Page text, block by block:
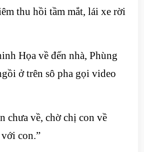
thu hồi tầm mắt, lái xe rời
Họa về đến nhà, Phùng
ở trên sô pha gọi video
chưa về, chờ chị con về
với con.”